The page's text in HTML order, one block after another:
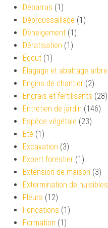
Débarras (1)
Débroussaillage (1)
Déneigement (1)
Dératisation (1)
Égout (1)
Élagage et abattage arbre
Engins de chantier (2)
Engrais et fertilisants (28)
Entretien de jardin (146)
Espèce végétale (23)
Eté (1)
Excavation (3)
Expert forestier (1)
Extension de maison (3)
Extermination de nuisibles
Fleurs (12)
Fondations (1)
Formation (1)